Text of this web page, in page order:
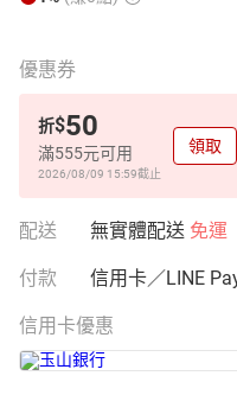
優惠券
折$50
滿555元可用
2026/08/09 15:59截止
領取
配送 無實體配送 免運
付款 信用卡／LINE
信用卡優惠